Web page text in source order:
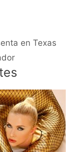
en Texas